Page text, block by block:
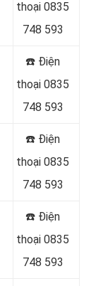
thoại 0835
748 593
☎️ Điện
thoại 0835
748 593
☎️ Điện
thoại 0835
748 593
☎️ Điện
thoại 0835
748 593